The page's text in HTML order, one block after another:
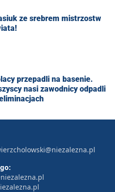
ze srebrem mistrzostw
przepadli na basenie.
nasi zawodnicy odpadli